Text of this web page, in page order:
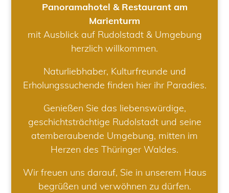
Panoramahotel & Restaurant am
Marienturm
mit Ausblick auf Rudolstadt & Umgebung
herzlich willkommen.
Naturliebhaber, Kulturfreunde und
Erholungssuchende finden hier ihr Paradies.
Genießen Sie das liebenswürdige,
geschichtsträchtige Rudolstadt und seine
atemberaubende Umgebung, mitten im
Herzen des Thüringer Waldes.
Wir freuen uns darauf, Sie in unserem Haus
begrüßen und verwöhnen zu dürfen.